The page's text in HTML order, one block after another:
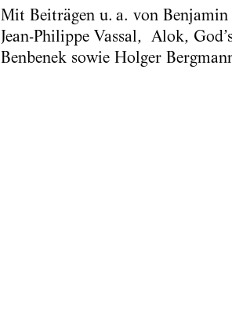
Mit Beiträgen u. a. von
Jean-Philippe Vassal, Alok,
Benbenek sowie Holger